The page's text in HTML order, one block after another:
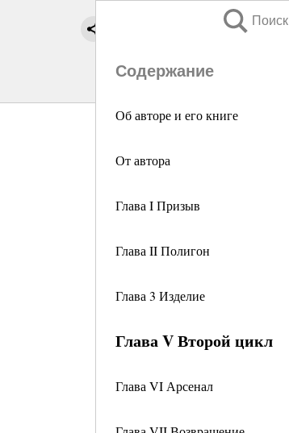
Поиск
Содержание
Об авторе и его книге
От автора
Глава I Призыв
Глава II Полигон
Глава 3 Изделие
Глава V Второй цикл
Глава VI Арсенал